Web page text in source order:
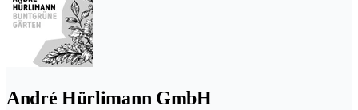
André Hürlimann GmbH